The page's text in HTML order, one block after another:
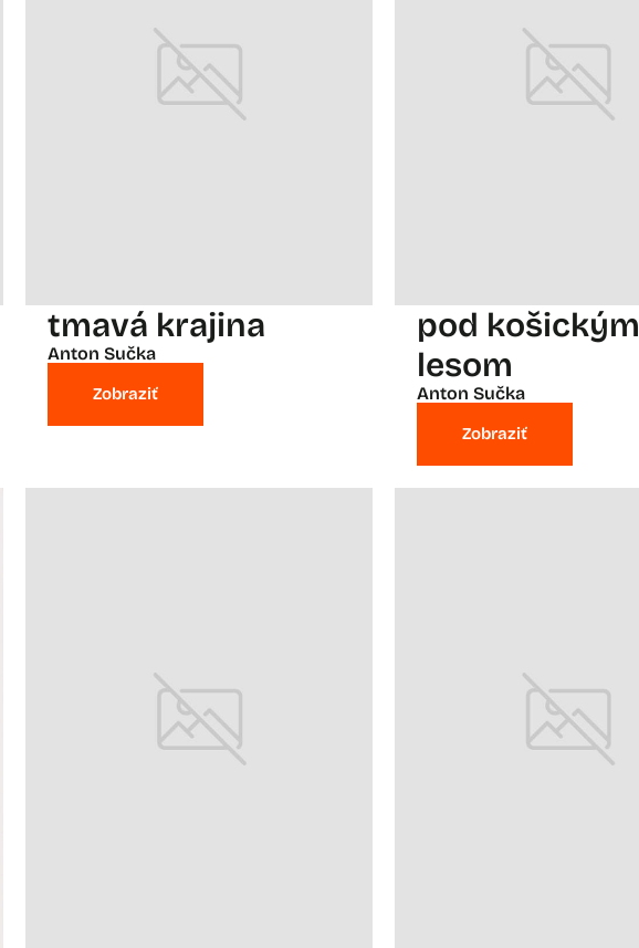
tmavá krajina
Anton Sučka
Zobraziť
pod košickým
lesom
Anton Sučka
Zobraziť